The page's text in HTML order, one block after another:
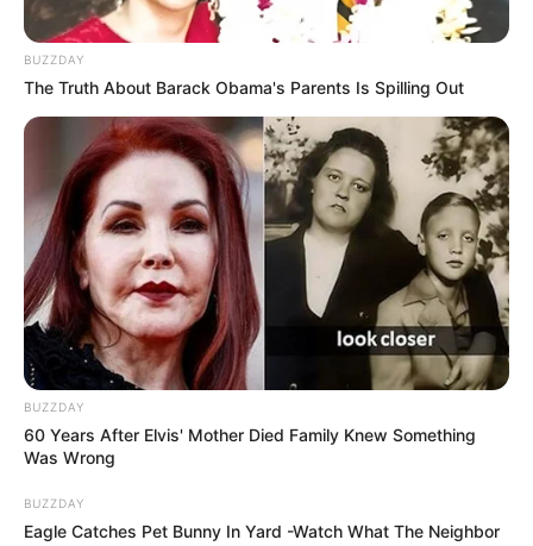
Η υπουργός Εργασίας και Κοινωνικής
Ασφάλισης,Νίκη Κεραμέως, με αφορμή τη νέα
μείωση της ανεργίας στο 8,3% τον Απρίλιο του
2025, σημειώνει ότι η Ελλάδα έχει το
χαμηλότερο ποσοστό
BUZZDAY
The Truth About Barack Obama's Parents Is Spilling Out
BUZZDAY
60 Years After Elvis' Mother Died Family Knew Something
Was Wrong
BUZZDAY
Eagle Catches Pet Bunny In Yard -Watch What The Neighbor